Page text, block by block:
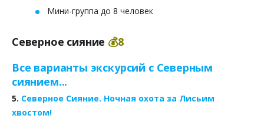
Мини-группа до 8 человек
Северное сияние 💰8
Все варианты экскурсий с Северным
сиянием...
5. Северное Сияние. Ночная охота за Лисьим
хвостом!